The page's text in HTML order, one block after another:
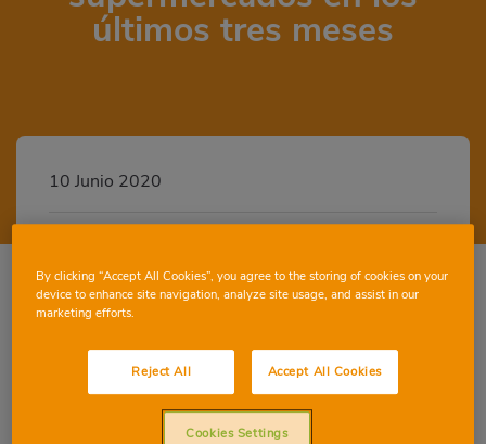
últimos tres meses
10 Junio 2020
La franquicia de Consum inaugura hoy una
nueva tienda en Casas de Juan Núñez, la
primera del año en la provincia de
By clicking “Accept All Cookies”, you agree to the storing of cookies on your
device to enhance site navigation, analyze site usage, and assist in our
marketing efforts.
Reject All Accept All Cookies
Cookies Settings